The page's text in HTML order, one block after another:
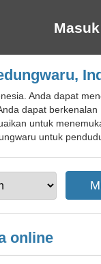
Masuk
Anda dapat
dapat
untuk
untuk
online